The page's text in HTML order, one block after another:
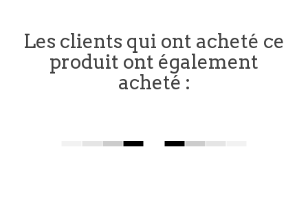
Les clients qui ont acheté ce
produit ont également
acheté :